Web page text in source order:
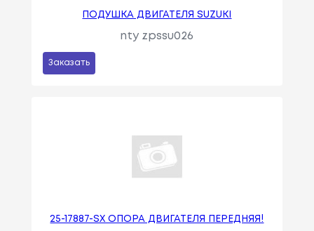
ПОДУШКА ДВИГАТЕЛЯ SUZUKI
nty zpssu026
Заказать
25-17887-SX ОПОРА ДВИГАТЕЛЯ ПЕРЕДНЯЯ!